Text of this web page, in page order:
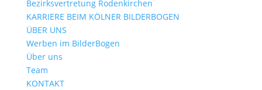
Bezirksvertretung Rodenkirchen
KARRIERE BEIM KÖLNER BILDERBOGEN
ÜBER UNS
Werben im BilderBogen
Über uns
Team
KONTAKT